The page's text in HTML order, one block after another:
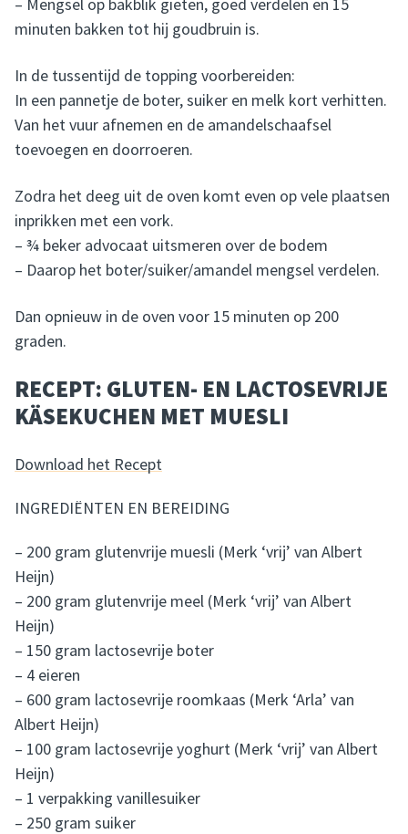
minuten bakken tot hij goudbruin is.
In de tussentijd de topping voorbereiden:
In een pannetje de boter, suiker en melk kort verhitten.
Van het vuur afnemen en de amandelschaafsel
toevoegen en doorroeren.
Zodra het deeg uit de oven komt even op vele plaatsen
inprikken met een vork.
– ¾ beker advocaat uitsmeren over de bodem
– Daarop het boter/suiker/amandel mengsel verdelen.
Dan opnieuw in de oven voor 15 minuten op 200
graden.
RECEPT: GLUTEN- EN LACTOSEVRIJE
KÄSEKUCHEN MET MUESLI
Download het Recept
INGREDIËNTEN EN BEREIDING
– 200 gram glutenvrije muesli (Merk ‘vrij’ van Albert
Heijn)
– 200 gram glutenvrije meel (Merk ‘vrij’ van Albert
Heijn)
– 150 gram lactosevrije boter
– 4 eieren
– 600 gram lactosevrije roomkaas (Merk ‘Arla’ van
Albert Heijn)
– 100 gram lactosevrije yoghurt (Merk ‘vrij’ van Albert
Heijn)
– 1 verpakking vanillesuiker
– 250 gram suiker